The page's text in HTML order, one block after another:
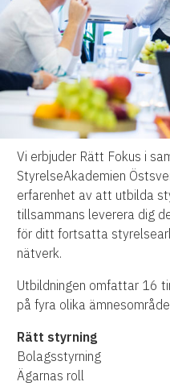
Vi erbjuder Rätt Fokus i
StyrelseAkademien
erfarenhet av att utbilda
tillsammans leverera dig
för ditt fortsatta
nätverk.
Utbildningen omfattar 16
på fyra olika
Rätt styrning
Bolagsstyrning
Ägarnas roll